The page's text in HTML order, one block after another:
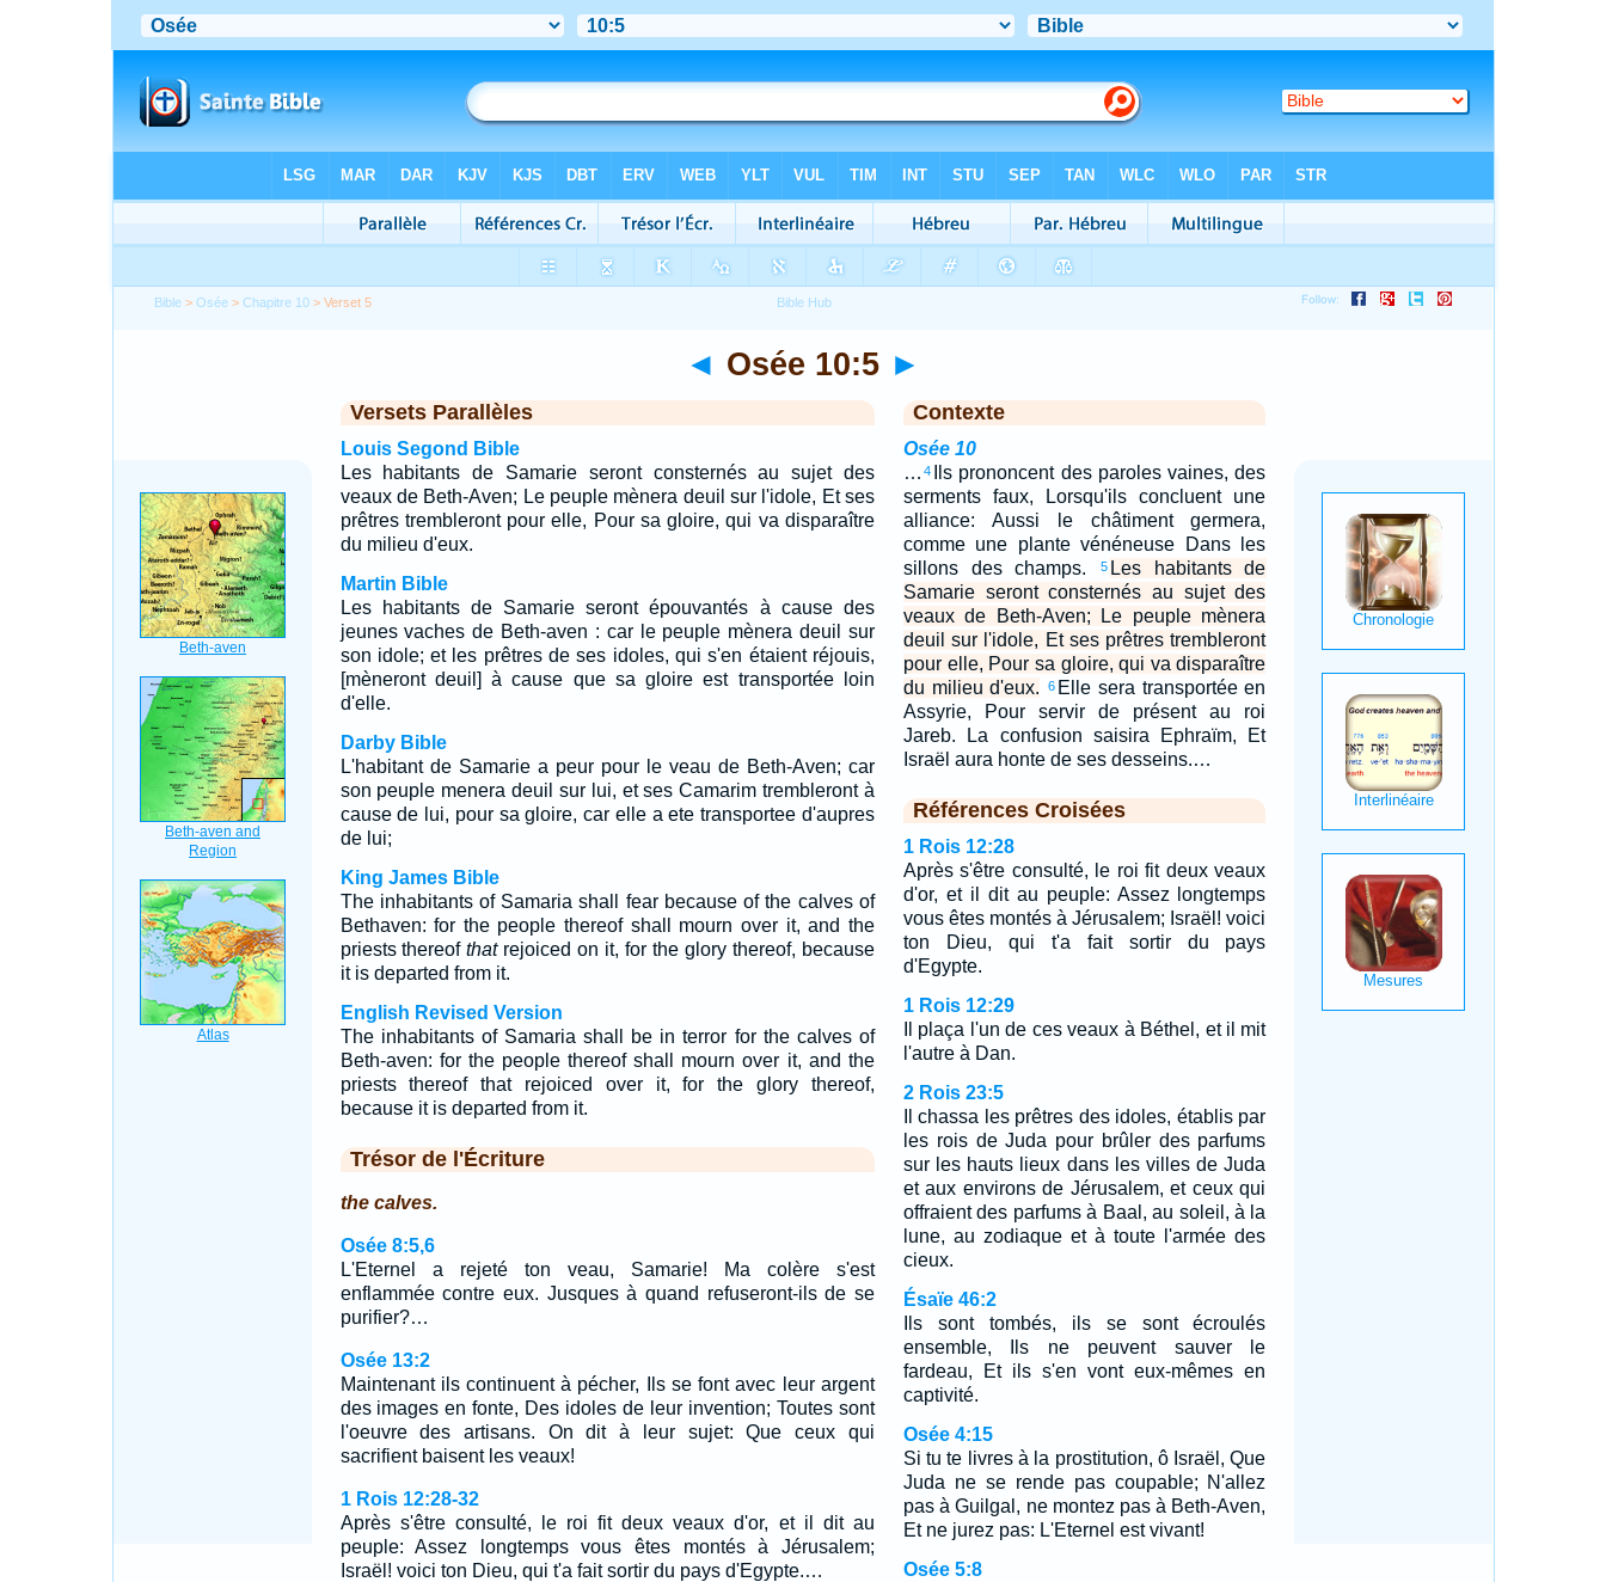
Bible >Osée >Chapitre 10 > Verset 5
◄ Osée 10:5 ►
Versets Parallèles
Louis Segond Bible
Les habitants de Samarie seront consternés au sujet des
veaux de Beth-Aven; Le peuple mènera deuil sur l'idole, Et ses
prêtres trembleront pour elle, Pour sa gloire, qui va disparaître
du milieu d'eux.
Martin Bible
Les habitants de Samarie seront épouvantés à cause des
jeunes vaches de Beth-aven : car le peuple mènera deuil sur
son idole; et les prêtres de ses idoles, qui s'en étaient réjouis,
[mèneront deuil] à cause que sa gloire est transportée loin
d'elle.
Darby Bible
L'habitant de Samarie a peur pour le veau de Beth-Aven; car
son peuple menera deuil sur lui, et ses Camarim trembleront à
cause de lui, pour sa gloire, car elle a ete transportee d'aupres
de lui;
King James Bible
The inhabitants of Samaria shall fear because of the calves of
Bethaven: for the people thereof shall mourn over it, and the
priests thereofthatrejoiced on it, for the glory thereof, because
it is departed from it.
English Revised Version
The inhabitants of Samaria shall be in terror for the calves of
Beth-aven: for the people thereof shall mourn over it, and the
priests thereof that rejoiced over it, for the glory thereof,
because it is departed from it.
Trésor de l'Écriture
the calves.
Osée 8:5,6
L'Eternel a rejeté ton veau, Samarie! Ma colère s'est
enflammée contre eux. Jusques à quand refuseront-ils de se
purifier?…
Osée 13:2
Maintenant ils continuent à pécher, Ils se font avec leur argent
des images en fonte, Des idoles de leur invention; Toutes sont
l'oeuvre des artisans. On dit à leur sujet: Que ceux qui
sacrifient baisent les veaux!
1 Rois 12:28-32
Après s'être consulté, le roi fit deux veaux d'or, et il dit au
peuple: Assez longtemps vous êtes montés à Jérusalem;
Israël! voici ton Dieu, qui t'a fait sortir du pays d'Egypte.…
Contexte
Osée 10
… 4
Ils prononcent des paroles vaines, des
serments faux, Lorsqu'ils concluent une
alliance: Aussi le châtiment germera,
comme une plante vénéneuse Dans les
sillons des champs.
5 Les habitants de
Samarie seront consternés au sujet des
veaux de Beth-Aven; Le peuple mènera
deuil sur l'idole, Et ses prêtres trembleront
pour elle, Pour sa gloire, qui va disparaître
du milieu d'eux.
6 Elle sera transportée en
Assyrie, Pour servir de présent au roi
Jareb. La confusion saisira Ephraïm, Et
Israël aura honte de ses desseins.…
Références Croisées
1 Rois 12:28
Après s'être consulté, le roi fit deux veaux
d'or, et il dit au peuple: Assez longtemps
vous êtes montés à Jérusalem; Israël! voici
ton Dieu, qui t'a fait sortir du pays
d'Egypte.
1 Rois 12:29
Il plaça l'un de ces veaux à Béthel, et il mit
l'autre à Dan.
2 Rois 23:5
Il chassa les prêtres des idoles, établis par
les rois de Juda pour brûler des parfums
sur les hauts lieux dans les villes de Juda
et aux environs de Jérusalem, et ceux qui
offraient des parfums à Baal, au soleil, à la
lune, au zodiaque et à toute l'armée des
cieux.
Ésaïe 46:2
Ils sont tombés, ils se sont écroulés
ensemble, Ils ne peuvent sauver le
fardeau, Et ils s'en vont eux-mêmes en
captivité.
Osée 4:15
Si tu te livres à la prostitution, ô Israël, Que
Juda ne se rende pas coupable; N'allez
pas à Guilgal, ne montez pas à Beth-Aven,
Et ne jurez pas: L'Eternel est vivant!
Osée 5:8